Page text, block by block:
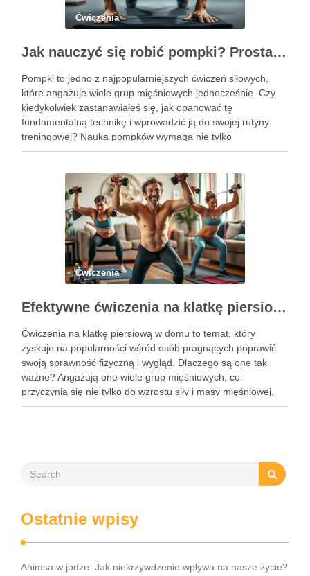
Ćwiczenia
Jak nauczyć się robić pompki? Prosta technika dla początkujących
Pompki to jedno z najpopularniejszych ćwiczeń siłowych,
które angażuje wiele grup mięśniowych jednocześnie. Czy
kiedykolwiek zastanawiałeś się, jak opanować tę
fundamentalną technikę i wprowadzić ją do swojej rutyny
treningowej? Nauka pompków wymaga nie tylko
determinacji, ale także zrozumienia poprawnej formy i
Ćwiczenia
Efektywne ćwiczenia na klatkę piersiową w domu – przewodnik po treningu
Ćwiczenia na klatkę piersiową w domu to temat, który
zyskuje na popularności wśród osób pragnących poprawić
swoją sprawność fizyczną i wygląd. Dlaczego są one tak
ważne? Angażują one wiele grup mięśniowych, co
przyczynia się nie tylko do wzrostu siły i masy mięśniowej,
ale także do poprawy postawy ciała oraz wydolności …
Ostatnie wpisy
Ahimsa w jodze: Jak niekrzywdzenie wpływa na nasze życie?